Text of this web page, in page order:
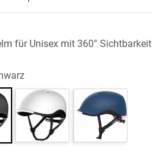
für Unisex mit 360° Sichtbarkeit